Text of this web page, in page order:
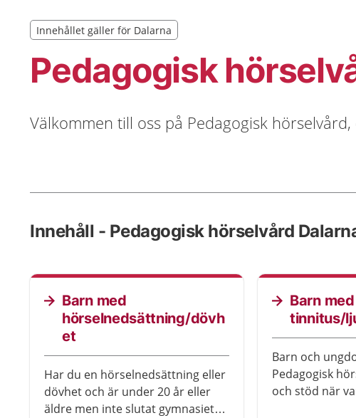
Pedagogisk
Innehållet gäller för Dalarna
Innehållet gäller för Dalarna
Välkommen till oss på Pedagogisk
Innehåll - Pedagogisk hörselvård
Barn med
hörselnedsättning/dövh
et
Har du en hörselnedsättning eller
dövhet och är under 20 år eller
äldre men inte slutat gymnasiet
Barn med
tinnitus/
Barn och
Pedagogisk
och stöd när